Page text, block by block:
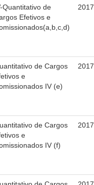
(Atermação)
- Interior de Roraima
- Interior do Amazonas
Reclamação Verbal
do Pleno
Sessões da 1ª Turma 2026
Sessões da 2ª Turma - 2026
Quantitativo de
Efetivos e
2017
de Cargos
e
IV (e)
2017
de Cargos
e
IV (f)
2017